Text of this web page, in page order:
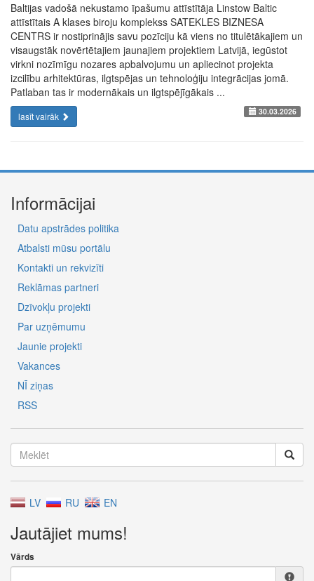
Baltijas vadošā nekustamo īpašumu attīstītāja Linstow Baltic
attīstītais A klases biroju komplekss SATEKLES BIZNESA
CENTRS ir nostiprinājis savu pozīciju kā viens no titulētākajiem un
visaugstāk novērtētajiem jaunajiem projektiem Latvijā, iegūstot
virkni nozīmīgu nozares apbalvojumu un apliecinot projekta
izcilību arhitektūras, ilgtspējas un tehnoloģiju integrācijas jomā.
Patlaban tas ir modernākais un ilgtspējīgākais ...
lasīt vairāk 30.03.2026
Informācijai
Datu apstrādes politika
Atbalsti mūsu portālu
Kontakti un rekvizīti
Reklāmas partneri
Dzīvokļu projekti
Par uzņēmumu
Jaunie projekti
Vakances
NĪ ziņas
RSS
LV RU EN
Jautājiet mums!
Vārds